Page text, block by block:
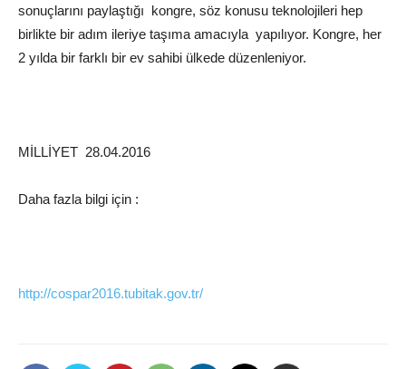
sonuçlarını paylaştığı kongre, söz konusu teknolojileri hep
birlikte bir adım ileriye taşıma amacıyla yapılıyor. Kongre, her
2 yılda bir farklı bir ev sahibi ülkede düzenleniyor.
MİLLİYET 28.04.2016
Daha fazla bilgi için :
http://cospar2016.tubitak.gov.tr/